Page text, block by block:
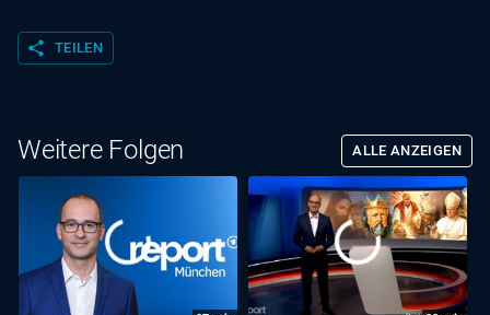
share TEILEN
Weitere Folgen ALLE ANZEIGEN